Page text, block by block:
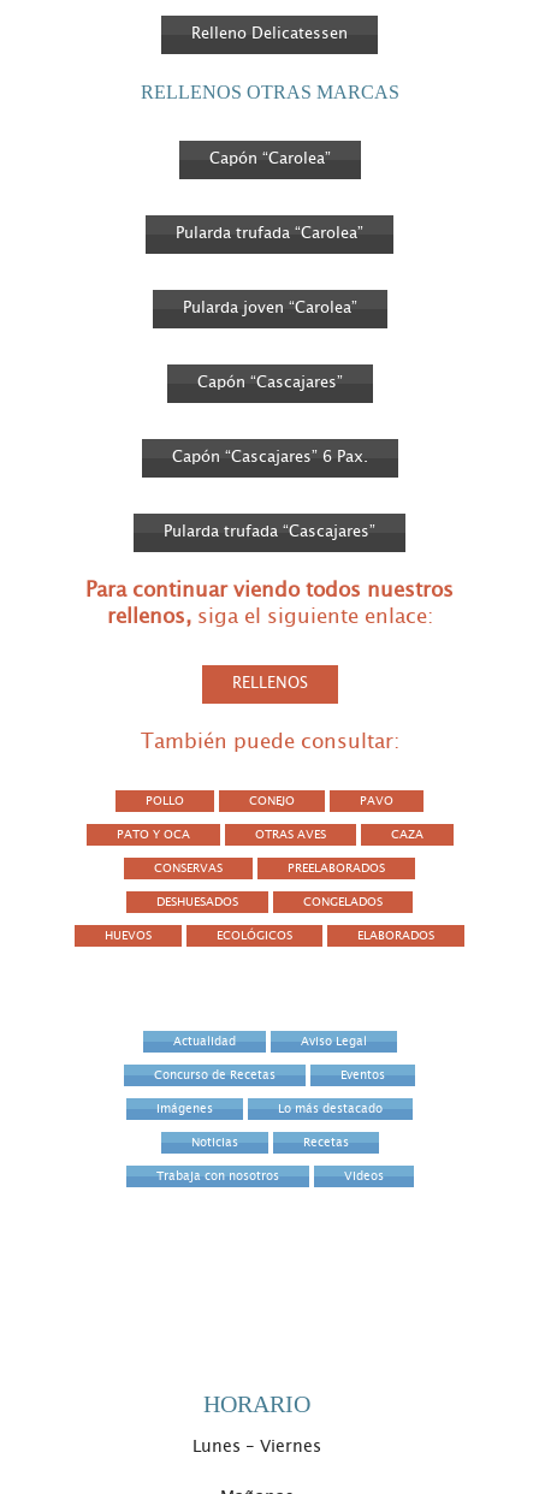
Relleno Delicatessen
RELLENOS OTRAS MARCAS
Capón “Carolea”
Pularda trufada “Carolea”
Pularda joven “Carolea”
Capón “Cascajares”
Capón “Cascajares” 6 Pax.
Pularda trufada “Cascajares”
Para continuar viendo todos nuestros
rellenos,siga el siguiente enlace:
RELLENOS
También puede consultar:
POLLO CONEJO PAVO
PATO Y OCA OTRAS AVES CAZA
CONSERVAS PREELABORADOS
DESHUESADOS CONGELADOS
HUEVOS ECOLÓGICOS ELABORADOS
Actualidad Aviso Legal
Concurso de Recetas Eventos
Imágenes Lo más destacado
Noticias Recetas
Trabaja con nosotros Videos
HORARIO
Lunes - Viernes